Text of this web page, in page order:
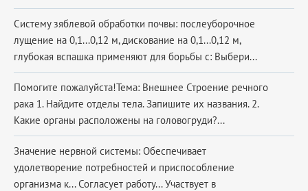
Систему зяблевой обработки почвы: послеуборочное
лущение на 0,1...0,12 м, дискование на 0,1...0,12 м,
глубокая вспашка применяют для борьбы с: Выбери...
Помогите пожалуйста!Тема: Внешнее Строение речного
рака 1. Найдите отделы тела. Запишите их названия. 2.
Какие органы расположены на головогруди?...
Значение нервной системы: Обеспечивает
удолетворение потребностей и приспособление
организма к... Согласует работу... Участвует в